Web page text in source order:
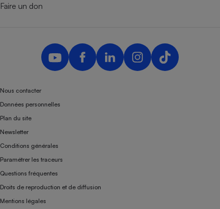
Faire un don
Nous contacter
Données personnelles
Plan du site
Newsletter
Conditions générales
Paramétrer les traceurs
Questions fréquentes
Droits de reproduction et de diffusion
Mentions légales